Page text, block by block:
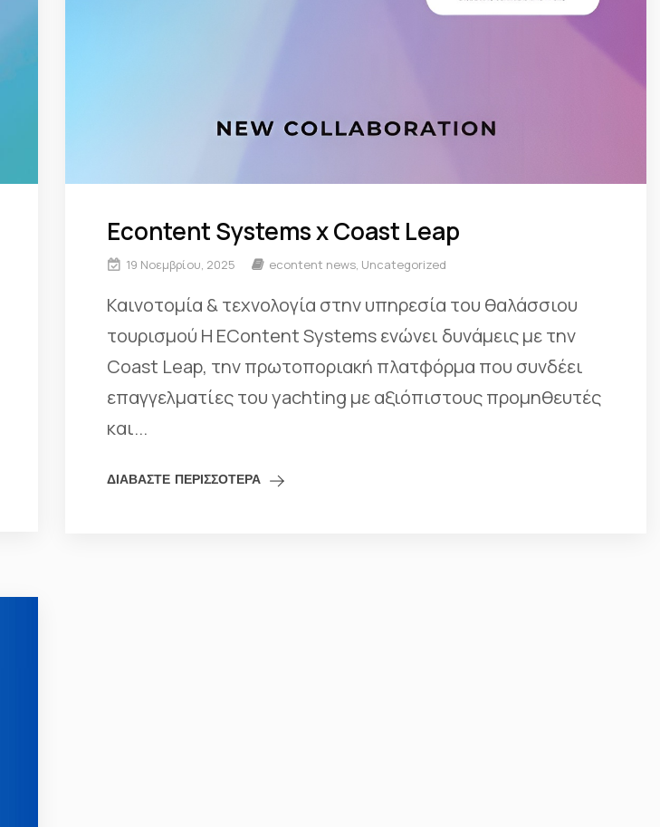
Econtent Systems x Coast Leap
19 Νοεμβρίου, 2025 econtent news, Uncategorized
Καινοτομία & τεχνολογία στην υπηρεσία του θαλάσσιου
τουρισμού Η EContent Systems ενώνει δυνάμεις με την
Coast Leap, την πρωτοποριακή πλατφόρμα που συνδέει
επαγγελματίες του yachting με αξιόπιστους προμηθευτές
και...
ΔΙΑΒΑΣΤΕ ΠΕΡΙΣΣΟΤΕΡΑ